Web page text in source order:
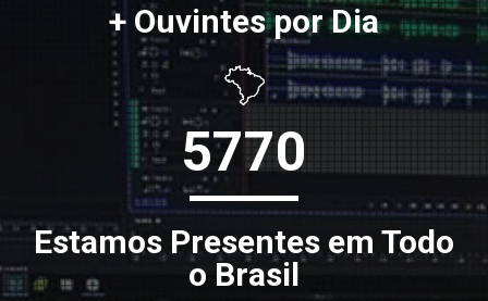
+ Ouvintes por Dia
5770
Estamos Presentes em Todo
o Brasil